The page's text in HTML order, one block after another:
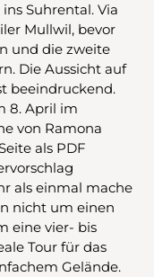
Suhrental. Via
Mullwil, bevor
und die zweite
Die Aussicht auf
beeindruckend.
8. April im
von Ramona
als PDF
als einmal mache
nicht um einen
eine vier- bis
Tour für das
Gelände.